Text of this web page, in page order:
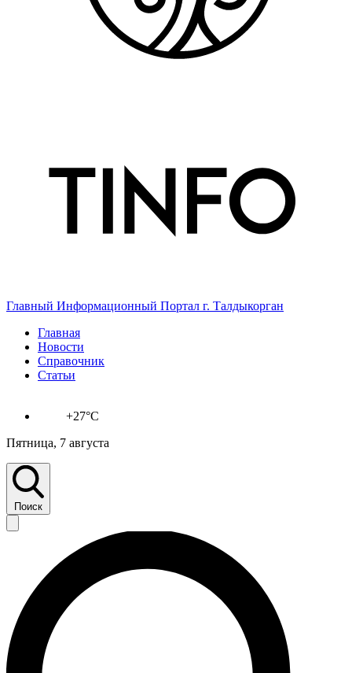
Главный Информационный Портал г. Талдыкорган
Главная
Новости
Справочник
Статьи
+27°C
Пятница, 7 августа
Поиск